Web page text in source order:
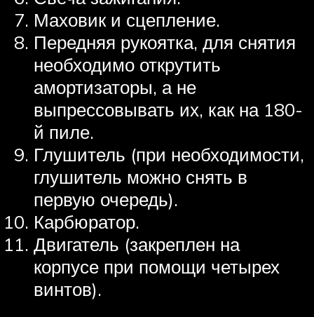
Маховик и сцепление.
Передняя рукоятка, для снятия
необходимо открутить
амортизаторы, а не
выпрессовывать их, как на 180-
й пиле.
Глушитель (при необходимости,
глушитель можно снять в
первую очередь).
Карбюратор.
Двигатель (закреплен на
корпусе при помощи четырех
винтов).